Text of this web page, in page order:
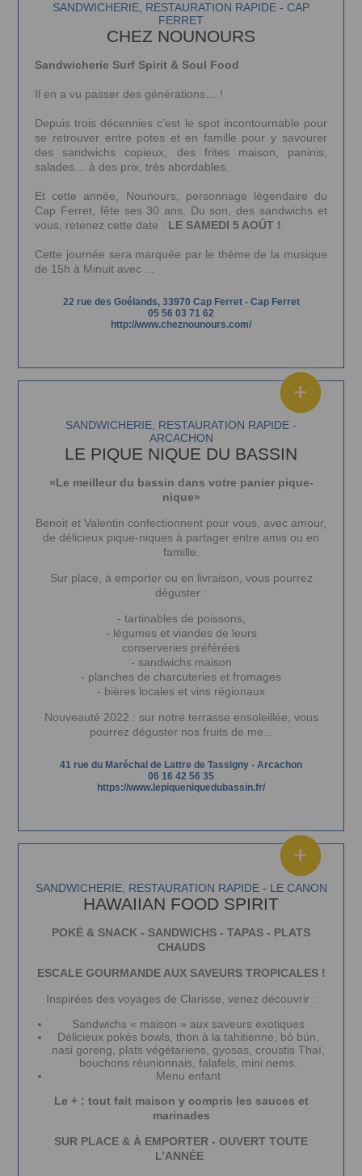
SANDWICHERIE, RESTAURATION RAPIDE - CAP
FERRET
CHEZ NOUNOURS
Sandwicherie Surf Spirit & Soul Food
Il en a vu passer des générations… !
Depuis trois décennies c’est le spot incontournable pour
se retrouver entre potes et en famille pour y savourer
des sandwichs copieux, des frites maison, paninis,
salades… à des prix, très abordables.
Et cette année, Nounours, personnage légendaire du
Cap Ferret, fête ses 30 ans. Du son, des sandwichs et
vous, retenez cette date : LE SAMEDI 5 AOÛT !
Cette journée sera marquée par le thème de la musique
de 15h à Minuit avec ...
22 rue des Goélands, 33970 Cap Ferret - Cap Ferret
05 56 03 71 62
http://www.cheznounours.com/
SANDWICHERIE, RESTAURATION RAPIDE -
ARCACHON
LE PIQUE NIQUE DU BASSIN
«Le meilleur du bassin dans votre panier pique-
nique»
Benoit et Valentin confectionnent pour vous, avec amour,
de délicieux pique-niques à partager entre amis ou en
famille.
Sur place, à emporter ou en livraison, vous pourrez
déguster :
- tartinables de poissons,
- légumes et viandes de leurs
conserveries préférées
- sandwichs maison
- planches de charcuteries et fromages
- bières locales et vins régionaux
Nouveauté 2022 : sur notre terrasse ensoleillée, vous
pourrez déguster nos fruits de me...
41 rue du Maréchal de Lattre de Tassigny - Arcachon
06 16 42 56 35
https://www.lepiqueniquedubassin.fr/
SANDWICHERIE, RESTAURATION RAPIDE - LE CANON
HAWAIIAN FOOD SPIRIT
POKÉ & SNACK - SANDWICHS - TAPAS - PLATS
CHAUDS
ESCALE GOURMANDE AUX SAVEURS TROPICALES !
Inspirées des voyages de Clarisse, venez découvrir :
Sandwichs « maison » aux saveurs exotiques
Délicieux pokés bowls, thon à la tahitienne, bò bún,
nasi goreng, plats végétariens, gyosas, croustis Thaï,
bouchons réunionnais, falafels, mini nems.
Menu enfant
Le + : tout fait maison y compris les sauces et
marinades
SUR PLACE & À EMPORTER - OUVERT TOUTE
L’ANNÉE